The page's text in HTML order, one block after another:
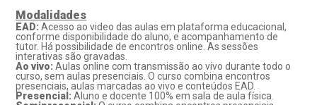
Modalidades
EAD:Acesso ao video das aulas em plataforma educacional,
conforme disponibilidade do aluno, e acompanhamento de
tutor. Há possibilidade de encontros online. As sessões
interativas são gravadas.
Ao vivo: Aulas online com transmissão ao vivo durante todo o
curso, sem aulas presenciais. O curso combina encontros
presenciais, aulas marcadas ao vivo e conteúdos EAD.
Presencial:Aluno e docente 100% em sala de aula física.